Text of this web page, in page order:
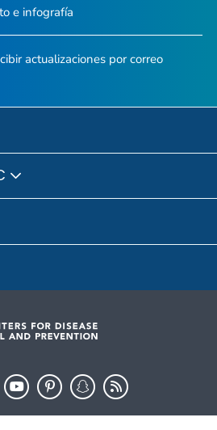
e infografía
actualizaciones por correo